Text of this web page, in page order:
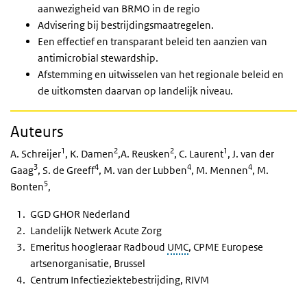
aanwezigheid van BRMO in de regio
Advisering bij bestrijdingsmaatregelen.
Een effectief en transparant beleid ten aanzien van
antimicrobial stewardship.
Afstemming en uitwisselen van het regionale beleid en
de uitkomsten daarvan op landelijk niveau.
Auteurs
A. Schreijer1, K. Damen2,A. Reusken2, C. Laurent1, J. van der
Gaag3, S. de Greeff4, M. van der Lubben4, M. Mennen4, M.
Bonten5,
GGD GHOR Nederland
Landelijk Netwerk Acute Zorg
Emeritus hoogleraar Radboud UMC, CPME Europese
artsenorganisatie, Brussel
Centrum Infectieziektebestrijding, RIVM